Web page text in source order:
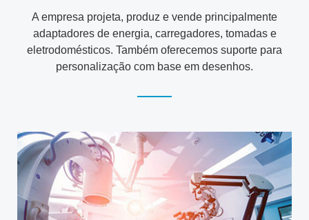
A empresa projeta, produz e vende principalmente
adaptadores de energia, carregadores, tomadas e
eletrodomésticos. Também oferecemos suporte para
personalização com base em desenhos.